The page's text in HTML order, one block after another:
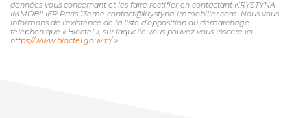
données vous concernant et les faire rectifier en contactant KRYSTYNA
IMMOBILIER Paris 13eme contact@krystyna-immobilier.com. Nous vous
informons de l'existence de la liste d'opposition au démarchage
téléphonique « Bloctel », sur laquelle vous pouvez vous inscrire ici :
https://www.bloctel.gouv.fr/»